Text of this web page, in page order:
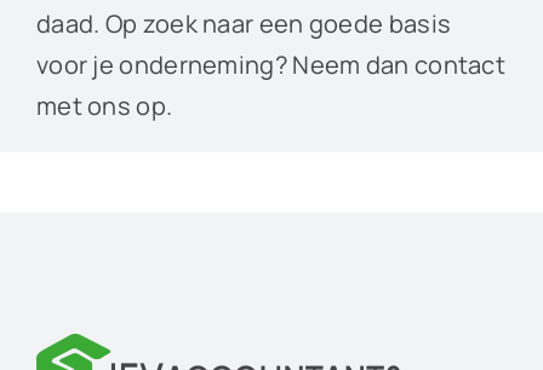
daad. Op zoek naar een goede basis
voor je onderneming? Neem dan contact
met ons op.